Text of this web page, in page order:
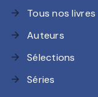
arrow_forward Tous nos livres
arrow_forward Auteurs
arrow_forward Sélections
arrow_forward Séries